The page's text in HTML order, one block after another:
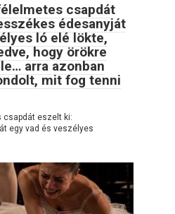
csapdát
édesanyját
ló elé lökte,
hogy örökre
arra azonban
mit fog tenni
csapdát eszelt ki:
egy vad és veszélyes